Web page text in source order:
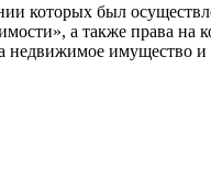
которых был
а также права на
недвижимое имущество и